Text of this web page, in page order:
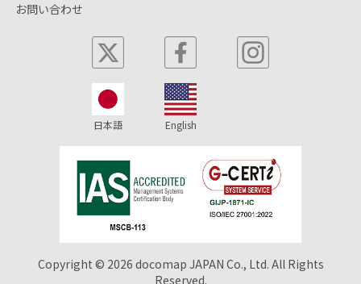
お問い合わせ
日本語 English
Copyright © 2026 docomap JAPAN Co., Ltd. All Rights
Reserved.